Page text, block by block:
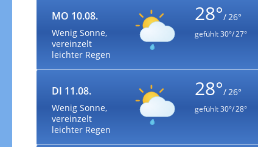
MO 10.08.
Wenig Sonne,
vereinzelt
leichter Regen
28°/ 26°
gefühlt30°/ 27°
DI 11.08.
Wenig Sonne,
vereinzelt
leichter Regen
28°/ 26°
gefühlt30°/ 28°